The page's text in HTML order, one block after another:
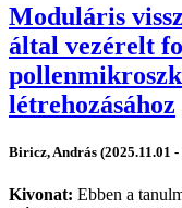
Moduláris
által vezérelt
létrehozásához
Biricz, András (2025.11.01 -
Kivonat: Ebben a